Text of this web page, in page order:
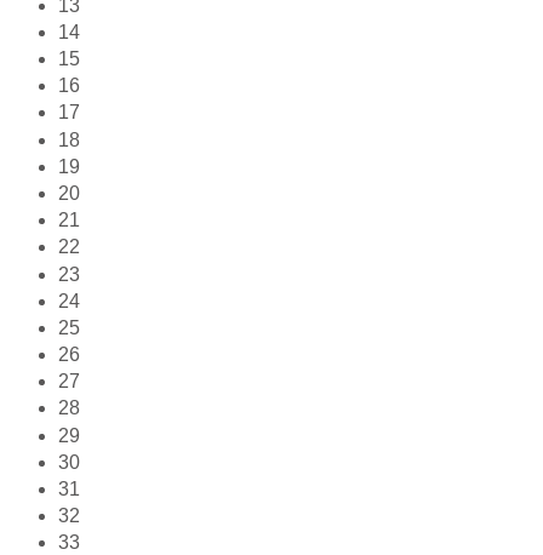
13
14
15
16
17
18
19
20
21
22
23
24
25
26
27
28
29
30
31
32
33